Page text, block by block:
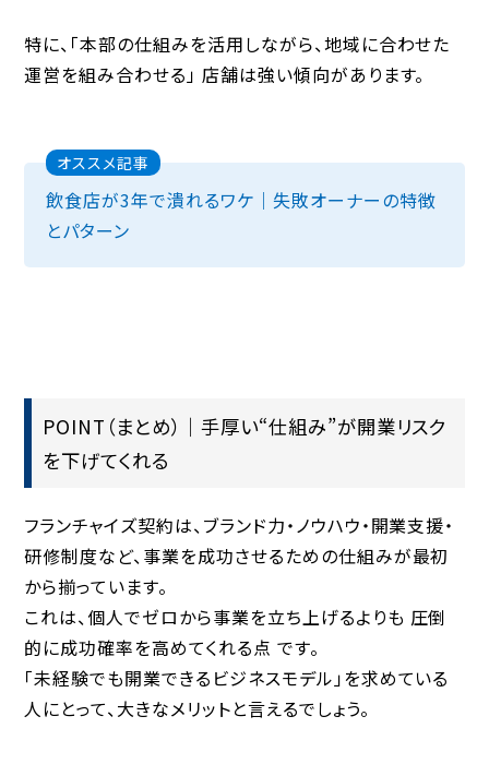
特に、 「本部の仕組みを活用しながら、地域に合わせた
運営を組み合わせる」 店舗は強い傾向があります。
オススメ記事
飲食店が3年で潰れるワケ｜失敗オーナーの特徴
とパターン
POINT（まとめ）｜手厚い“仕組み”が開業リスク
を下げてくれる
フランチャイズ契約は、ブランド力・ノウハウ・開業支援・
研修制度など、事業を成功させるための仕組みが最初
から揃っています。
これは、個人でゼロから事業を立ち上げるよりも 圧倒
的に成功確率を高めてくれる点 です。
「未経験でも開業できるビジネスモデル」を求めている
人にとって、大きなメリットと言えるでしょう。